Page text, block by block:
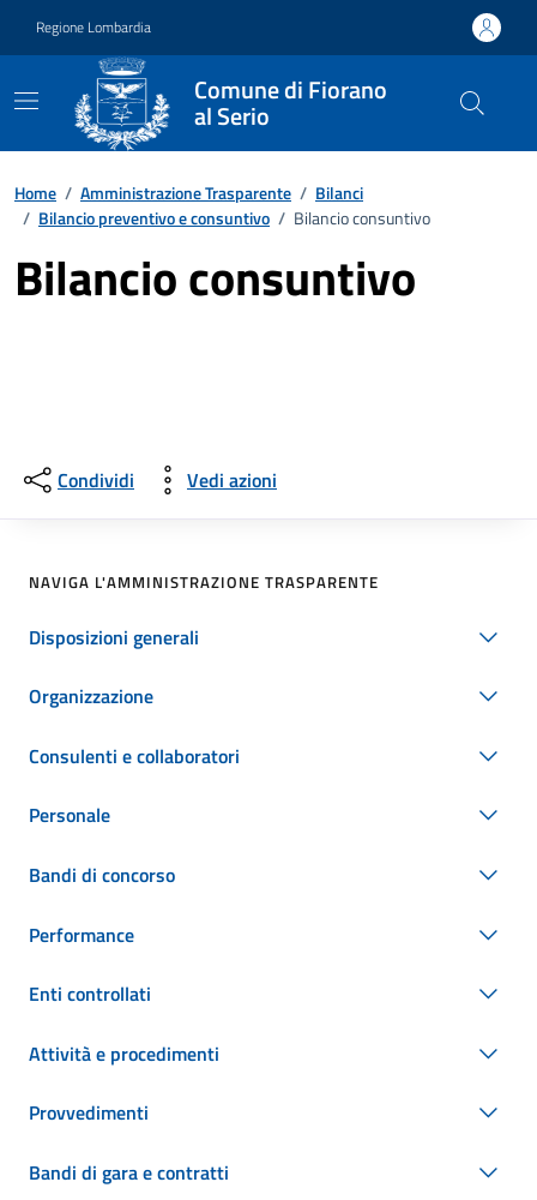
Regione Lombardia
Comune di Fiorano
al Serio
Home / Amministrazione Trasparente / Bilanci
/ Bilancio preventivo e consuntivo / Bilancio consuntivo
Bilancio consuntivo
Condividi Vedi azioni
NAVIGA L'AMMINISTRAZIONE TRASPARENTE
Disposizioni generali
Organizzazione
Consulenti e collaboratori
Personale
Bandi di concorso
Performance
Enti controllati
Attività e procedimenti
Provvedimenti
Bandi di gara e contratti